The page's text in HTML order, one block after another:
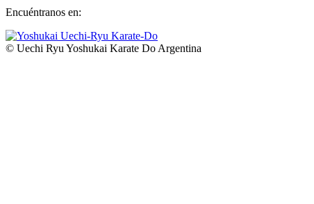
Encuéntranos en:
Facebook
page
YouTube
page
Instagram
page
Whatsapp
page
© Uechi Ryu Yoshukai Karate Do Argentina